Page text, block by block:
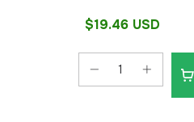
$19.46 USD